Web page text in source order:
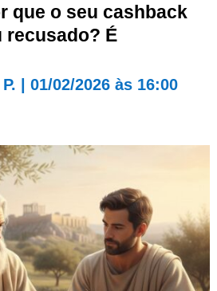
que o seu cashback
recusado? É
01/02/2026 às 16:00